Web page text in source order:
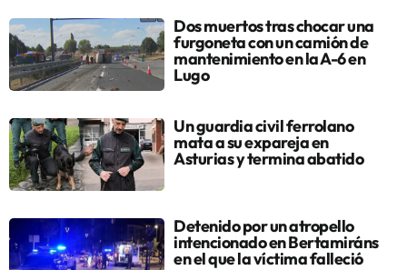
Dos muertos tras chocar una
furgoneta con un camión de
mantenimiento en la A-6 en
Lugo
Un guardia civil ferrolano
mata a su expareja en
Asturias y termina abatido
Detenido por un atropello
intencionado en Bertamiráns
en el que la víctima falleció